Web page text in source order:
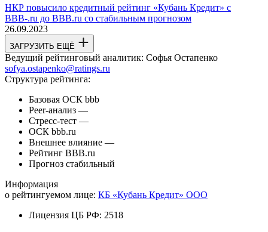
НКР повысило кредитный рейтинг «Кубань Кредит» с
BBB-.ru до BBB.ru со стабильным прогнозом
26.09.2023
ЗАГРУЗИТЬ ЕЩЁ
Ведущий рейтинговый аналитик: Софья Остапенко
sofya.ostapenko@ratings.ru
Структура рейтинга:
Базовая ОСК bbb
Peer-анализ —
Стресс-тест —
ОСК bbb.ru
Внешнее влияние —
Рейтинг BBB.ru
Прогноз стабильный
Информация
о рейтингуемом лице: КБ «Кубань Кредит» ООО
Лицензия ЦБ РФ: 2518